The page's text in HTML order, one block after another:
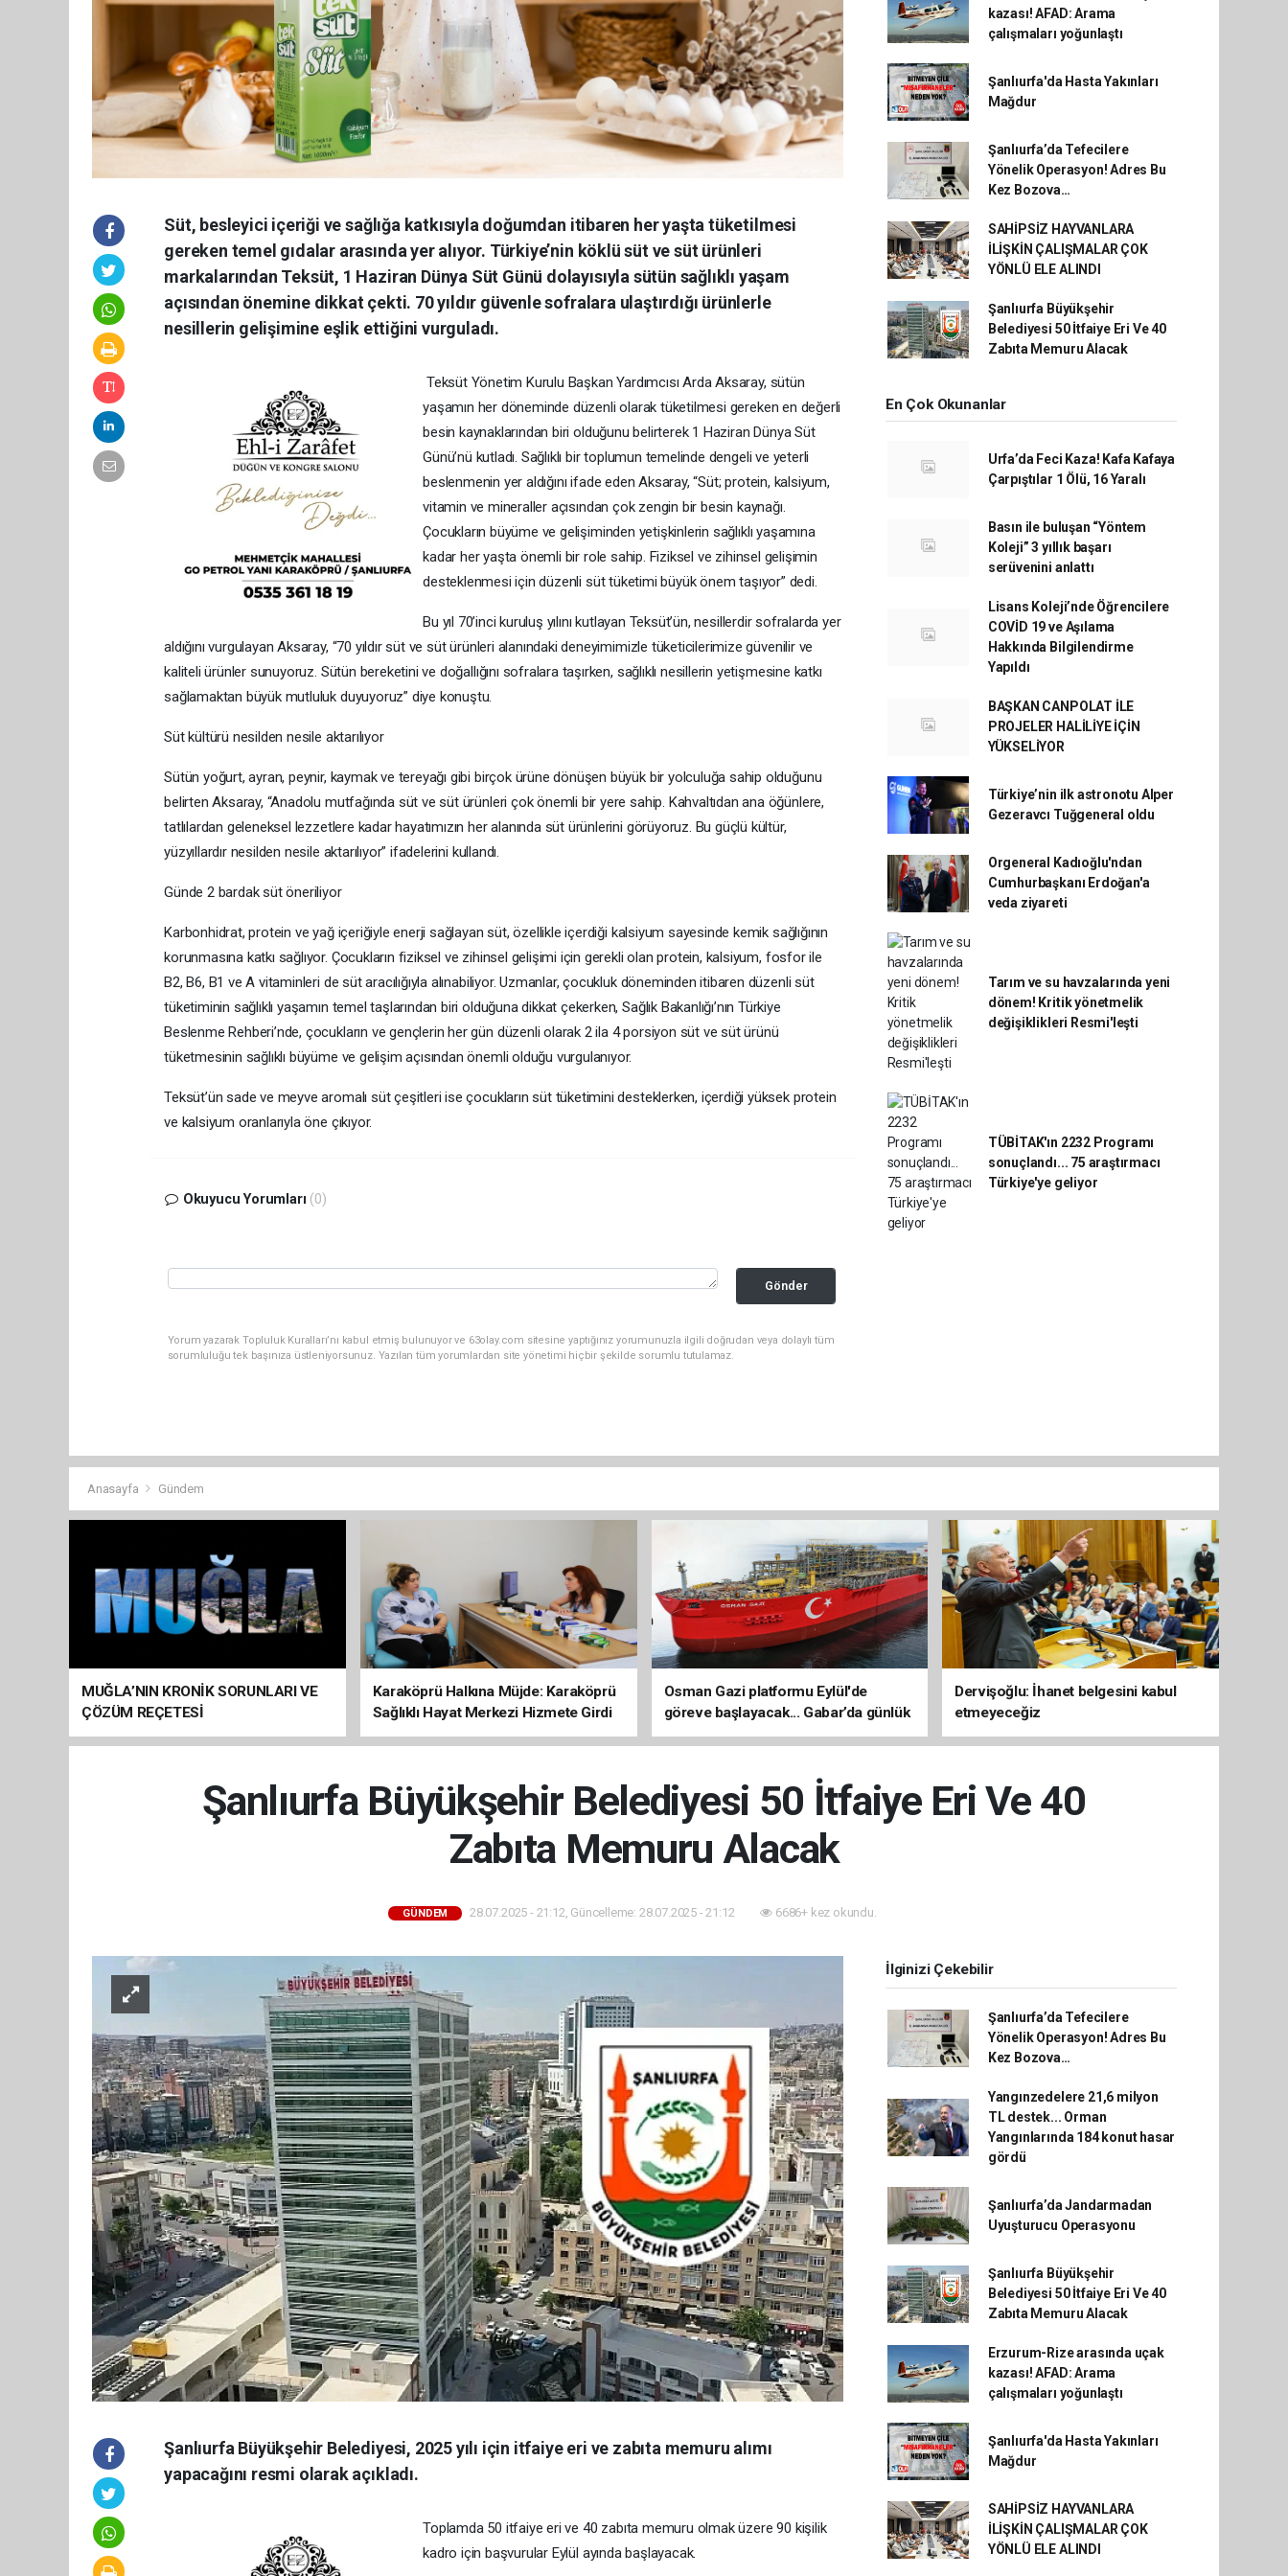
Süt, besleyici içeriği ve sağlığa katkısıyla doğumdan itibaren her yaşta tüketilmesi
gereken temel gıdalar arasında yer alıyor. Türkiye’nin köklü süt ve süt ürünleri
markalarından Teksüt, 1 Haziran Dünya Süt Günü dolayısıyla sütün sağlıklı yaşam
açısından önemine dikkat çekti. 70 yıldır güvenle sofralara ulaştırdığı ürünlerle
nesillerin gelişimine eşlik ettiğini vurguladı.
Teksüt Yönetim Kurulu Başkan Yardımcısı Arda Aksaray, sütün
yaşamın her döneminde düzenli olarak tüketilmesi gereken en değerli
besin kaynaklarından biri olduğunu belirterek 1 Haziran Dünya Süt
Günü’nü kutladı. Sağlıklı bir toplumun temelinde dengeli ve yeterli
beslenmenin yer aldığını ifade eden Aksaray, “Süt; protein, kalsiyum,
vitamin ve mineraller açısından çok zengin bir besin kaynağı.
Çocukların büyüme ve gelişiminden yetişkinlerin sağlıklı yaşamına
kadar her yaşta önemli bir role sahip. Fiziksel ve zihinsel gelişimin
desteklenmesi için düzenli süt tüketimi büyük önem taşıyor” dedi.
Bu yıl 70’inci kuruluş yılını kutlayan Teksüt’ün, nesillerdir sofralarda yer
aldığını vurgulayan Aksaray, “70 yıldır süt ve süt ürünleri alanındaki deneyimimizle tüketicilerimize güvenilir ve
kaliteli ürünler sunuyoruz. Sütün bereketini ve doğallığını sofralara taşırken, sağlıklı nesillerin yetişmesine katkı
sağlamaktan büyük mutluluk duyuyoruz” diye konuştu.
Süt kültürü nesilden nesile aktarılıyor
Sütün yoğurt, ayran, peynir, kaymak ve tereyağı gibi birçok ürüne dönüşen büyük bir yolculuğa sahip olduğunu
belirten Aksaray, “Anadolu mutfağında süt ve süt ürünleri çok önemli bir yere sahip. Kahvaltıdan ana öğünlere,
tatlılardan geleneksel lezzetlere kadar hayatımızın her alanında süt ürünlerini görüyoruz. Bu güçlü kültür,
yüzyıllardır nesilden nesile aktarılıyor” ifadelerini kullandı.
Günde 2 bardak süt öneriliyor
Karbonhidrat, protein ve yağ içeriğiyle enerji sağlayan süt, özellikle içerdiği kalsiyum sayesinde kemik sağlığının
korunmasına katkı sağlıyor. Çocukların fiziksel ve zihinsel gelişimi için gerekli olan protein, kalsiyum, fosfor ile
B2, B6, B1 ve A vitaminleri de süt aracılığıyla alınabiliyor. Uzmanlar, çocukluk döneminden itibaren düzenli süt
tüketiminin sağlıklı yaşamın temel taşlarından biri olduğuna dikkat çekerken, Sağlık Bakanlığı’nın Türkiye
Beslenme Rehberi’nde, çocukların ve gençlerin her gün düzenli olarak 2 ila 4 porsiyon süt ve süt ürünü
tüketmesinin sağlıklı büyüme ve gelişim açısından önemli olduğu vurgulanıyor.
Teksüt’ün sade ve meyve aromalı süt çeşitleri ise çocukların süt tüketimini desteklerken, içerdiği yüksek protein
ve kalsiyum oranlarıyla öne çıkıyor.
Okuyucu Yorumları (0)
Gönder
Yorum yazarak Topluluk Kuralları’nı kabul etmiş bulunuyor ve 63olay.com sitesine yaptığınız yorumunuzla ilgili doğrudan veya dolaylı tüm
sorumluluğu tek başınıza üstleniyorsunuz. Yazılan tüm yorumlardan site yönetimi hiçbir şekilde sorumlu tutulamaz.
kazası! AFAD: Arama
çalışmaları yoğunlaştı
Şanlıurfa'da Hasta Yakınları
Mağdur
Şanlıurfa’da Tefecilere
Yönelik Operasyon! Adres Bu
Kez Bozova…
SAHİPSİZ HAYVANLARA
İLİŞKİN ÇALIŞMALAR ÇOK
YÖNLÜ ELE ALINDI
Şanlıurfa Büyükşehir
Belediyesi 50 İtfaiye Eri Ve 40
Zabıta Memuru Alacak
En Çok Okunanlar
Urfa’da Feci Kaza! Kafa Kafaya
Çarpıştılar 1 Ölü, 16 Yaralı
Basın ile buluşan “Yöntem
Koleji” 3 yıllık başarı
serüvenini anlattı
Lisans Koleji’nde Öğrencilere
COVİD 19 ve Aşılama
Hakkında Bilgilendirme
Yapıldı
BAŞKAN CANPOLAT İLE
PROJELER HALİLİYE İÇİN
YÜKSELİYOR
Türkiye’nin ilk astronotu Alper
Gezeravcı Tuğgeneral oldu
Orgeneral Kadıoğlu'ndan
Cumhurbaşkanı Erdoğan'a
veda ziyareti
Tarım ve su havzalarında yeni
dönem! Kritik yönetmelik
değişiklikleri Resmi'leşti
TÜBİTAK'ın 2232 Programı
sonuçlandı... 75 araştırmacı
Türkiye'ye geliyor
Anasayfa Gündem
MUĞLA’NIN KRONİK SORUNLARI VE
ÇÖZÜM REÇETESİ
Karaköprü Halkına Müjde: Karaköprü
Sağlıklı Hayat Merkezi Hizmete Girdi
Osman Gazi platformu Eylül'de
göreve başlayacak... Gabar’da günlük
petrol üretimi 83 bin 200 varile ulaştı
Dervişoğlu: İhanet belgesini kabul
etmeyeceğiz
Şanlıurfa Büyükşehir Belediyesi 50 İtfaiye Eri Ve 40
Zabıta Memuru Alacak
GÜNDEM 28.07.2025 - 21:12, Güncelleme: 28.07.2025 - 21:12 6686+ kez okundu.
Şanlıurfa Büyükşehir Belediyesi, 2025 yılı için itfaiye eri ve zabıta memuru alımı
yapacağını resmi olarak açıkladı.
Toplamda 50 itfaiye eri ve 40 zabıta memuru olmak üzere 90 kişilik
kadro için başvurular Eylül ayında başlayacak.
İlginizi Çekebilir
Şanlıurfa’da Tefecilere
Yönelik Operasyon! Adres Bu
Kez Bozova…
Yangınzedelere 21,6 milyon
TL destek... Orman
Yangınlarında 184 konut hasar
gördü
Şanlıurfa’da Jandarmadan
Uyuşturucu Operasyonu
Şanlıurfa Büyükşehir
Belediyesi 50 İtfaiye Eri Ve 40
Zabıta Memuru Alacak
Erzurum-Rize arasında uçak
kazası! AFAD: Arama
çalışmaları yoğunlaştı
Şanlıurfa'da Hasta Yakınları
Mağdur
SAHİPSİZ HAYVANLARA
İLİŞKİN ÇALIŞMALAR ÇOK
YÖNLÜ ELE ALINDI